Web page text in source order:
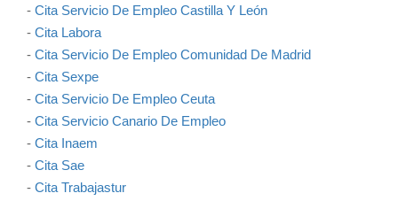
- Cita Servicio De Empleo Castilla Y León
- Cita Labora
- Cita Servicio De Empleo Comunidad De Madrid
- Cita Sexpe
- Cita Servicio De Empleo Ceuta
- Cita Servicio Canario De Empleo
- Cita Inaem
- Cita Sae
- Cita Trabajastur